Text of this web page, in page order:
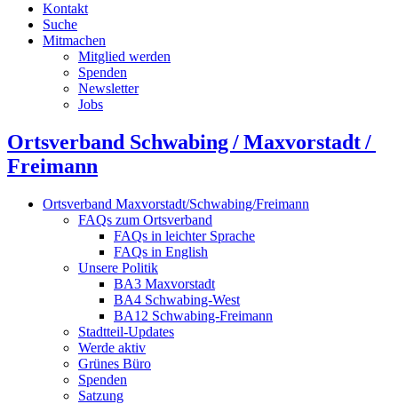
Kontakt
Suche
Mitmachen
Mitglied werden
Spenden
Newsletter
Jobs
Ortsverband Schwabing / Maxvorstadt ⁠/
Freimann
Ortsverband Maxvorstadt/Schwabing/Freimann
FAQs zum Ortsverband
FAQs in leichter Sprache
FAQs in English
Unsere Politik
BA3 Maxvorstadt
BA4 Schwabing-West
BA12 Schwabing-Freimann
Stadtteil-Updates
Werde aktiv
Grünes Büro
Spenden
Satzung